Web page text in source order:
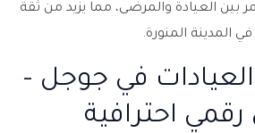
العيادة والمرضى، مما يزيد من ثقة
المدينة المنورة.
في جوجل –
احترافية